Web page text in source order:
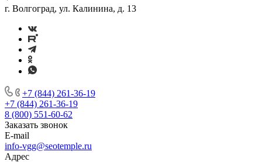
г. Волгоград, ул. Калинина, д. 13
+7 (844) 261-36-19
+7 (844) 261-36-19
8 (800) 551-60-62
Заказать звонок
E-mail
info-vgg@seotemple.ru
Адрес